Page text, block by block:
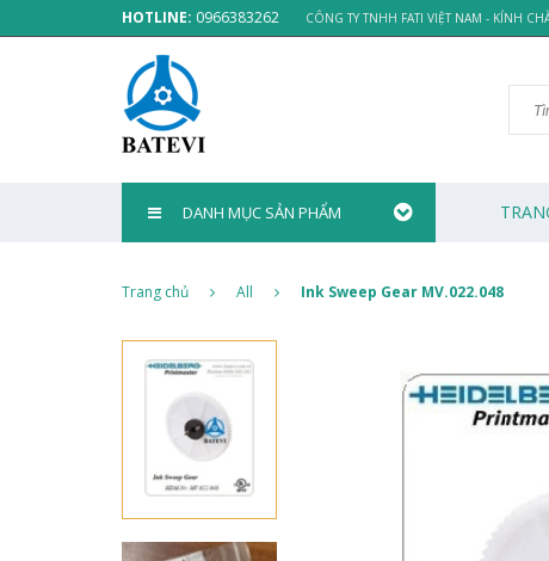
HOTLINE: 0966383262 CÔNG TY TNHH FATI VIỆT NAM - KÍNH
DANH MỤC SẢN PHẨM
Trang chủ All Ink Sweep Gear MV.022.048